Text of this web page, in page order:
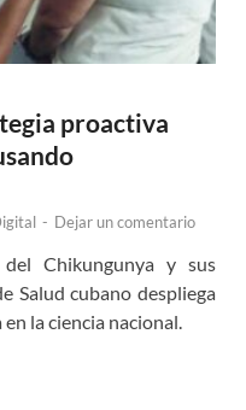
proactiva
- Dejar un comentario
Chikungunya y sus
Salud cubano despliega
la ciencia nacional.